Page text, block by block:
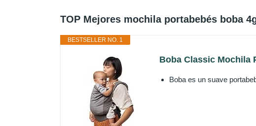
TOP Mejores mochila portabebés boba
BESTSELLER NO. 1
Boba Classic Mochila
Boba es un suave